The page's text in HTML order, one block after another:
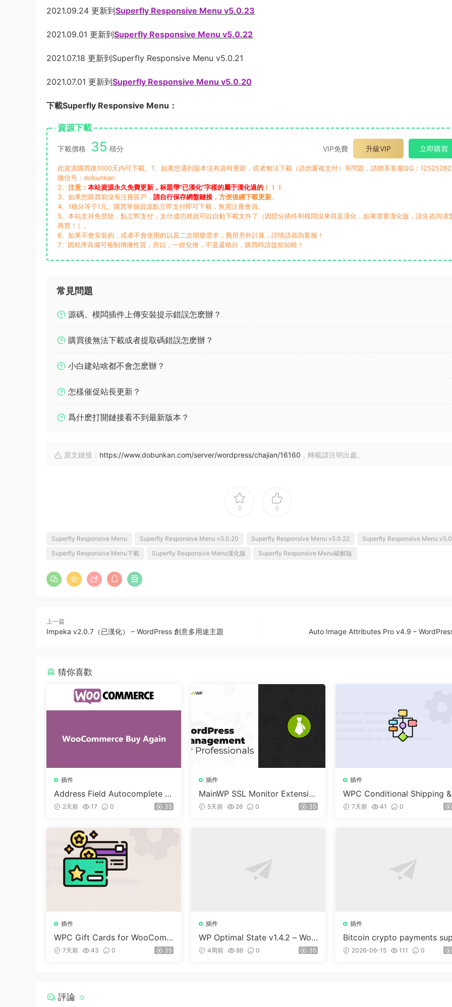
2021.09.24 更新到Superfly Responsive Menu v5.0.23
2021.09.01 更新到Superfly Responsive Menu v5.0.22
2021.07.18 更新到Superfly Responsive Menu v5.0.21
2021.07.01 更新到Superfly Responsive Menu v5.0.20
下載Superfly Responsive Menu：
資源下載
下載價格 35 積分 VIP免費 升級VIP 立即購買
此資源購買後1000天内可下載。1、如果您遇到版本沒有及時更新，或者無法下載（請勿重複支付）等問題，請聯系客服QQ：
微信号：dobunkan
2、 注意： 本站資源永久免費更新，标題帶“已漢化”字樣的屬于漢化過的 ！！！
3、如果您購買前沒有注冊賬戶， 請自行保存網盤鏈接 ，方便後續下載更新。
4、1積分等于1元。購買單個資源點立即支付即可下載，無需注冊會員。
5、本站支持免登陸，點立即支付，支付成功就就可以自動下載文件了（因部分插件和模闆沒來得及漢化，如果需要漢化版，請先咨詢清
再買！）。
6、如果不會安裝的，或者不會使用的以及二次開發需求，費用另外計算，詳情請咨詢客服！
7、因程序具備可複制傳播性質，所以，一經兌換，不退還積分，購買時請提前知曉！
常見問題
源碼、模闆插件上傳安裝提示錯誤怎麽辦？
購買後無法下載或者提取碼錯誤怎麽辦？
小白建站啥都不會怎麽辦？
怎樣催促站長更新？
爲什麽打開鏈接看不到最新版本？
原文鏈接： https://www.dobunkan.com/server/wordpress/chajian/16160 ，轉載請注明出處。
0 0
Superfly Responsive Menu Superfly Responsive Menu v5.0.20 Superfly Responsive Menu v5.0.22
Superfly Responsive Menu
Superfly Responsive Menu下載
Superfly Responsive Menu漢化版 Superfly Responsive Menu破解版
上一篇
Impeka v2.0.7（已漢化） – WordPress 創意多用途主題 Auto Image Attributes Pro v4.9 –
猜你喜歡
插件
Address Field Autocomplete F
or WooCommerce v1.3.2
2天前 17 0 35
插件
MainWP SSL Monitor Extensio
n v5.2
5天前 26 0 35
插件
WPC Conditional Shipping
ayments (Premium) v1.0.2
7天前 41 0
插件
WPC Gift Cards for WooCom
merce (Premium) v1.0.2
7天前 43 0 35
插件
WP Optimal State v1.4.2 – Wor
dPress 優化、清理和安全套件
4周前 88 0 35
插件
Bitcoin crypto payments
ort for CryptoPay v1.4.3
2026-06-15 111 0
評論 0